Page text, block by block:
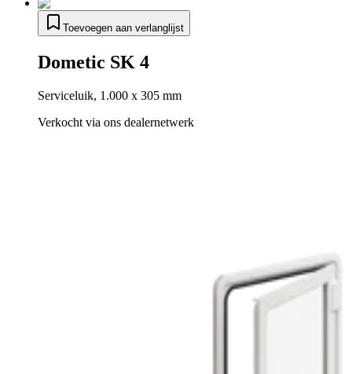
Toevoegen aan verlanglijst
Dometic SK 4
Serviceluik, 1.000 x 305 mm
Verkocht via ons dealernetwerk